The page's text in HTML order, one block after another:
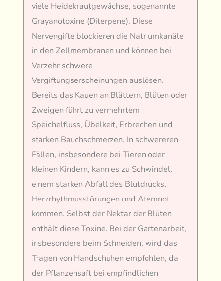
viele Heidekrautgewächse, sogenannte
Grayanotoxine (Diterpene). Diese
Nervengifte blockieren die Natriumkanäle
in den Zellmembranen und können bei
Verzehr schwere
Vergiftungserscheinungen auslösen.
Bereits das Kauen an Blättern, Blüten oder
Zweigen führt zu vermehrtem
Speichelfluss, Übelkeit, Erbrechen und
starken Bauchschmerzen. In schwereren
Fällen, insbesondere bei Tieren oder
kleinen Kindern, kann es zu Schwindel,
einem starken Abfall des Blutdrucks,
Herzrhythmusstörungen und Atemnot
kommen. Selbst der Nektar der Blüten
enthält diese Toxine. Bei der Gartenarbeit,
insbesondere beim Schneiden, wird das
Tragen von Handschuhen empfohlen, da
der Pflanzensaft bei empfindlichen